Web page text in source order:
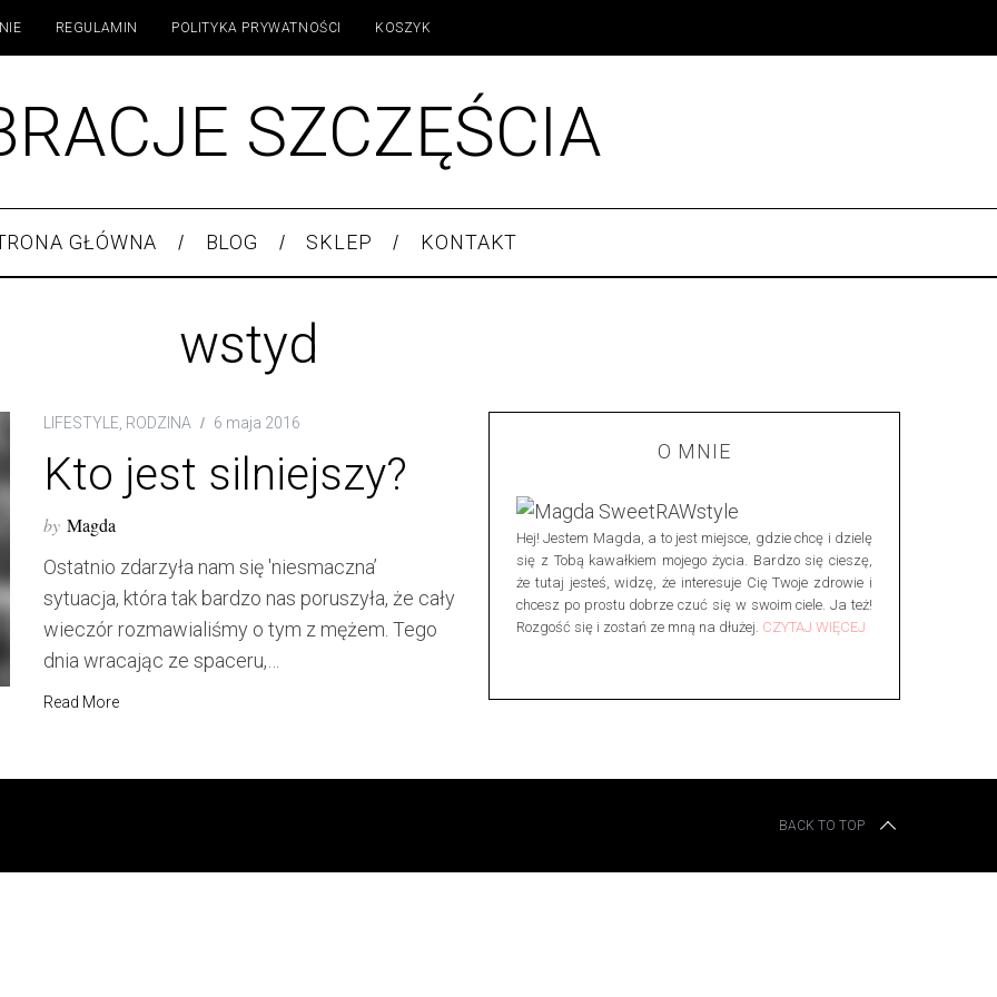
REGULAMIN POLITYKA PRYWATNOŚCI KOSZYK
SZCZĘŚCIA
GŁÓWNA BLOG SKLEP KONTAKT
wstyd
LIFESTYLE RODZINA 6 maja 2016
Kto jest silniejszy?
by Magda
Ostatnio zdarzyła nam się 'niesmaczna’
sytuacja, która tak bardzo nas poruszyła, że cały
wieczór rozmawialiśmy o tym z mężem. Tego
dnia wracając ze spaceru,…
Read More
O MNIE
Hej! Jestem Magda, a to jest miejsce, gdzie chcę i dzielę
się z Tobą kawałkiem mojego życia. Bardzo się cieszę,
że tutaj jesteś, widzę, że interesuje Cię Twoje zdrowie i
chcesz po prostu dobrze czuć się w swoim ciele. Ja też!
Rozgość się i zostań ze mną na dłużej. CZYTAJ WIĘCEJ
BACK TO TOP